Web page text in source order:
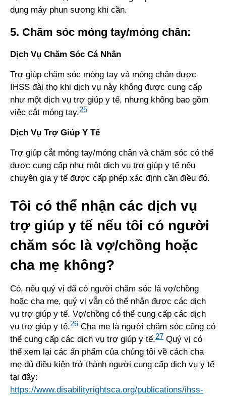
dụng máy phun sương khi cần.
5. Chăm sóc móng tay/móng chân:
Dịch Vụ Chăm Sóc Cá Nhân
Trợ giúp chăm sóc móng tay và móng chân được
IHSS đài thọ khi dịch vụ này không được cung cấp
như một dịch vụ trợ giúp y tế, nhưng không bao gồm
việc cắt móng tay.25
Dịch Vụ Trợ Giúp Y Tế
Trợ giúp cắt móng tay/móng chân và chăm sóc có thể
được cung cấp như một dịch vụ trợ giúp y tế nếu
chuyên gia y tế được cấp phép xác định cần điều đó.
Tôi có thể nhận các dịch vụ
trợ giúp y tế nếu tôi có người
chăm sóc là vợ/chồng hoặc
cha mẹ không?
Có, nếu quý vị đã có người chăm sóc là vợ/chồng
hoặc cha mẹ, quý vị vẫn có thể nhận được các dịch
vụ trợ giúp y tế. Vợ/chồng có thể cung cấp các dịch
vụ trợ giúp y tế.26 Cha mẹ là người chăm sóc cũng có
thể cung cấp các dịch vụ trợ giúp y tế.27 Quý vị có
thể xem lại các ấn phẩm của chúng tôi về cách cha
mẹ đủ điều kiện trở thành người cung cấp dịch vụ y tế
tại đây:
https://www.disabilityrightsca.org/publications/ihss-